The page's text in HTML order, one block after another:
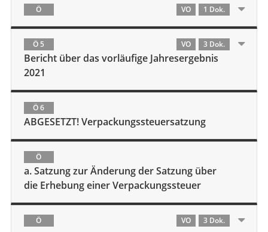
Ö VO 1 Dok.
Ö 5 VO 3 Dok.
Bericht über das vorläufige Jahresergebnis
2021
Ö 6
ABGESETZT! Verpackungssteuersatzung
Ö
a. Satzung zur Änderung der Satzung über
die Erhebung einer Verpackungssteuer
Ö VO 3 Dok.